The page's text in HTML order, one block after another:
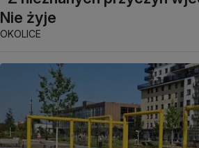
Nie żyje
OKOLICE